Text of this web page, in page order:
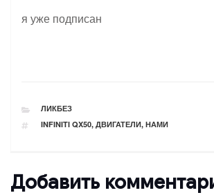
я уже подписан
РУБРИКИ
ЛИКБЕЗ
ТЕГИ
INFINITI QX50, ДВИГАТЕЛИ, НАМИ
Добавить